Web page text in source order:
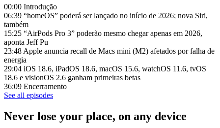
00:00 Introdução
06:39 “homeOS” poderá ser lançado no início de 2026; nova Siri,
também
15:25 “AirPods Pro 3” poderão mesmo chegar apenas em 2026,
aponta Jeff Pu
23:48 Apple anuncia recall de Macs mini (M2) afetados por falha de
energia
29:04 iOS 18.6, iPadOS 18.6, macOS 15.6, watchOS 11.6, tvOS
18.6 e visionOS 2.6 ganham primeiras betas
36:09 Encerramento
See all episodes
Never lose your place, on any device